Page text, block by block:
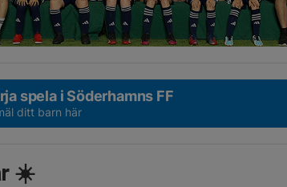
spela i Söderhamns FF
ditt barn här
☀️